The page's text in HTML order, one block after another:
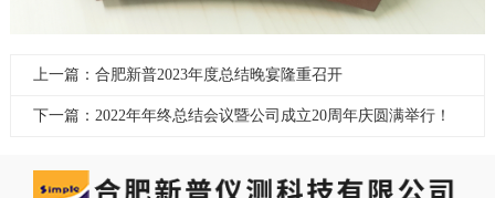
上一篇：合肥新普2023年度总结晚宴隆重召开
下一篇：2022年年终总结会议暨公司成立20周年庆圆满举行！